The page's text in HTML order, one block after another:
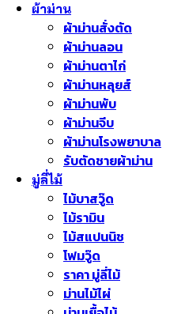
ผ้าม่าน
ผ้าม่านสั่งตัด
ผ้าม่านลอน
ผ้าม่านตาไก่
ผ้าม่านหลุยส์
ผ้าม่านพับ
ผ้าม่านจีบ
ผ้าม่านโรงพยาบาล
รับตัดชายผ้าม่าน
มู่ลี่ไม้
ไม้บาสวู๊ด
ไม้รามิน
ไม้สแปนนิช
โฟมวู๊ด
ราคา มู่ลี่ไม้
ม่านไม้ไผ่